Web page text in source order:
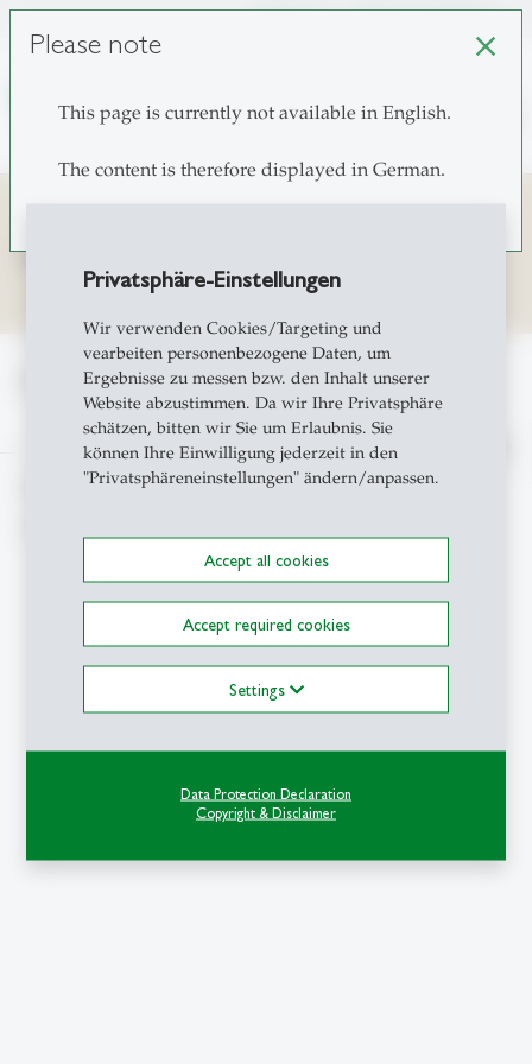
Privatsphäre-Einstellungen
Wir verwenden Cookies/Targeting und
vearbeiten personenbezogene Daten, um
Ergebnisse zu messen bzw. den Inhalt unserer
Website abzustimmen. Da wir Ihre Privatsphäre
schätzen, bitten wir Sie um Erlaubnis. Sie
können Ihre Einwilligung jederzeit in den
"Privatsphäreneinstellungen" ändern/anpassen.
Accept all cookies
Accept required cookies
Settings
Data Protection Declaration
Copyright & Disclaimer
Please note close
This page is currently not available in English.
The content is therefore displayed in German.
unisg.ch Choose institutes
search
Kolumbien
Cooperation
© Copyright 2026 University of St.Gallen, Switzerland